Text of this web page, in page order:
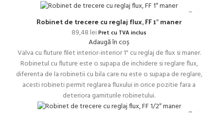
Robinet de trecere cu reglaj flux, FF 1″ maner
89,48 leiPret cu TVA inclus
Adaugă în coș
Valva cu fluture filet interior-interior 1" cu reglaj de flux si maner.
Robinetul cu fluture este o supapa de inchidere si reglare flux,
diferenta de la robinetii cu bila care nu este o supapa de reglare,
acesti robineti permit reglarea fluxului in orice pozitie fara a
deteriora garniturile robinetului.